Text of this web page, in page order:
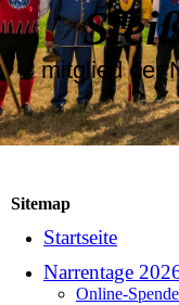
mitglied der
Sitemap
Startseite
Narrentage
Online-